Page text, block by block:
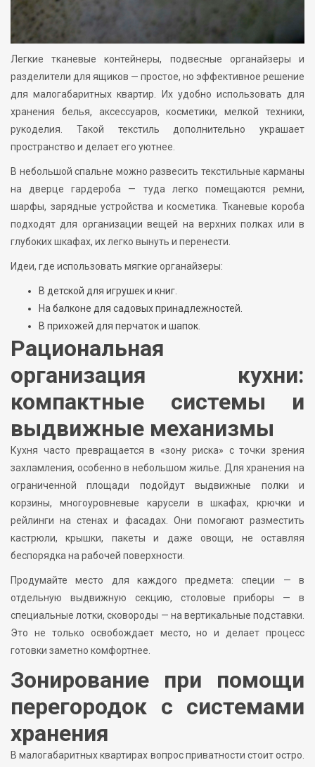
Легкие тканевые контейнеры, подвесные органайзеры и
разделители для ящиков — простое, но эффективное решение
для малогабаритных квартир. Их удобно использовать для
хранения белья, аксессуаров, косметики, мелкой техники,
рукоделия. Такой текстиль дополнительно украшает
пространство и делает его уютнее.
В небольшой спальне можно развесить текстильные карманы
на дверце гардероба — туда легко помещаются ремни,
шарфы, зарядные устройства и косметика. Тканевые короба
подходят для организации вещей на верхних полках или в
глубоких шкафах, их легко вынуть и перенести.
Идеи, где использовать мягкие органайзеры:
В детской для игрушек и книг.
На балконе для садовых принадлежностей.
В прихожей для перчаток и шапок.
Рациональная
организация кухни:
компактные системы и
выдвижные механизмы
Кухня часто превращается в «зону риска» с точки зрения
захламления, особенно в небольшом жилье. Для хранения на
ограниченной площади подойдут выдвижные полки и
корзины, многоуровневые карусели в шкафах, крючки и
рейлинги на стенах и фасадах. Они помогают разместить
кастрюли, крышки, пакеты и даже овощи, не оставляя
беспорядка на рабочей поверхности.
Продумайте место для каждого предмета: специи — в
отдельную выдвижную секцию, столовые приборы — в
специальные лотки, сковороды — на вертикальные подставки.
Это не только освобождает место, но и делает процесс
готовки заметно комфортнее.
Зонирование при помощи
перегородок с системами
хранения
В малогабаритных квартирах вопрос приватности стоит остро.